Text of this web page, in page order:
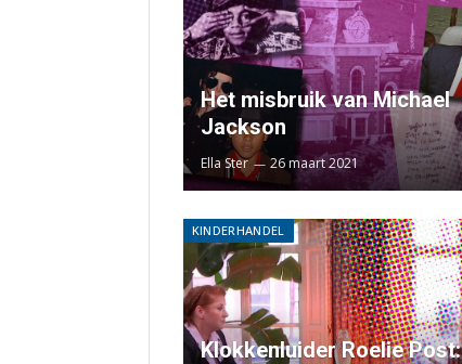
Het misbruik van Michael
Jackson
Ella Ster 26 maart 2021
KINDERHANDEL
Klokkenluider Roelie Post: